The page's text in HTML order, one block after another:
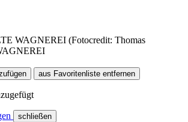
aus Favoritenliste entfernen
schließen